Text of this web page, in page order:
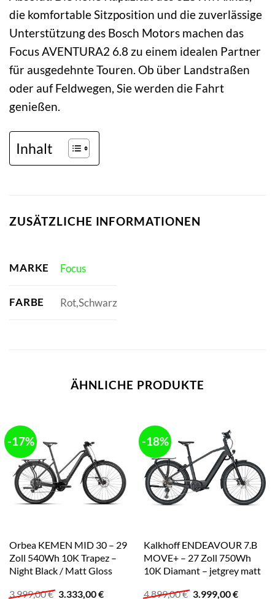
die komfortable Sitzposition und die zuverlässige
Unterstützung des Bosch Motors machen das
Focus AVENTURA2 6.8 zu einem idealen Partner
für ausgedehnte Touren. Ob über Landstraßen
oder auf Feldwegen, Sie werden die Fahrt
genießen.
Inhalt
ZUSÄTZLICHE INFORMATIONEN
MARKE Focus
FARBE Rot,Schwarz
ÄHNLICHE PRODUKTE
-17%
Orbea KEMEN MID 30 – 29
Zoll 540Wh 10K Trapez –
Night Black / Matt Gloss
3.999,00€ Ursprünglicher
3.333,00€Aktueller
-18%
Kalkhoff ENDEAVOUR 7.B
MOVE+ – 27 Zoll 750Wh
10K Diamant – jetgrey matt
4.899,00€ Ursprünglicher
3.999,00€